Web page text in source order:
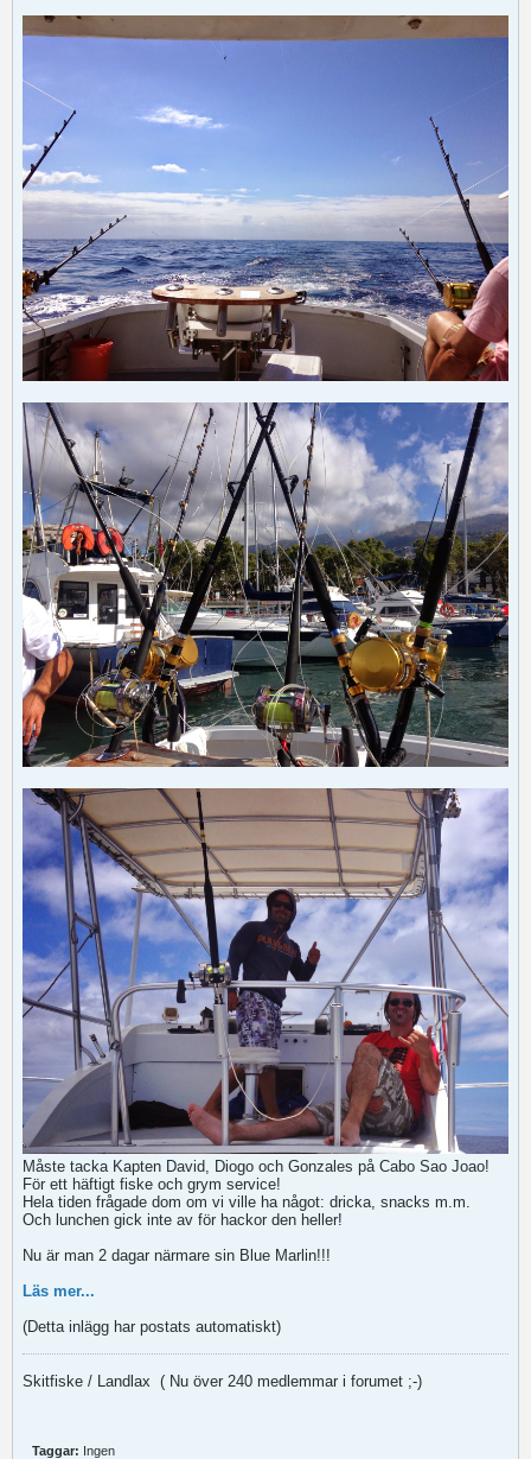
Måste tacka Kapten David, Diogo och Gonzales på Cabo Sao Joao!
För ett häftigt fiske och grym service!
Hela tiden frågade dom om vi ville ha något: dricka, snacks m.m.
Och lunchen gick inte av för hackor den heller!
Nu är man 2 dagar närmare sin Blue Marlin!!!
Läs mer...
(Detta inlägg har postats automatiskt)
Skitfiske / Landlax ( Nu över 240 medlemmar i forumet ;-)
Taggar: Ingen